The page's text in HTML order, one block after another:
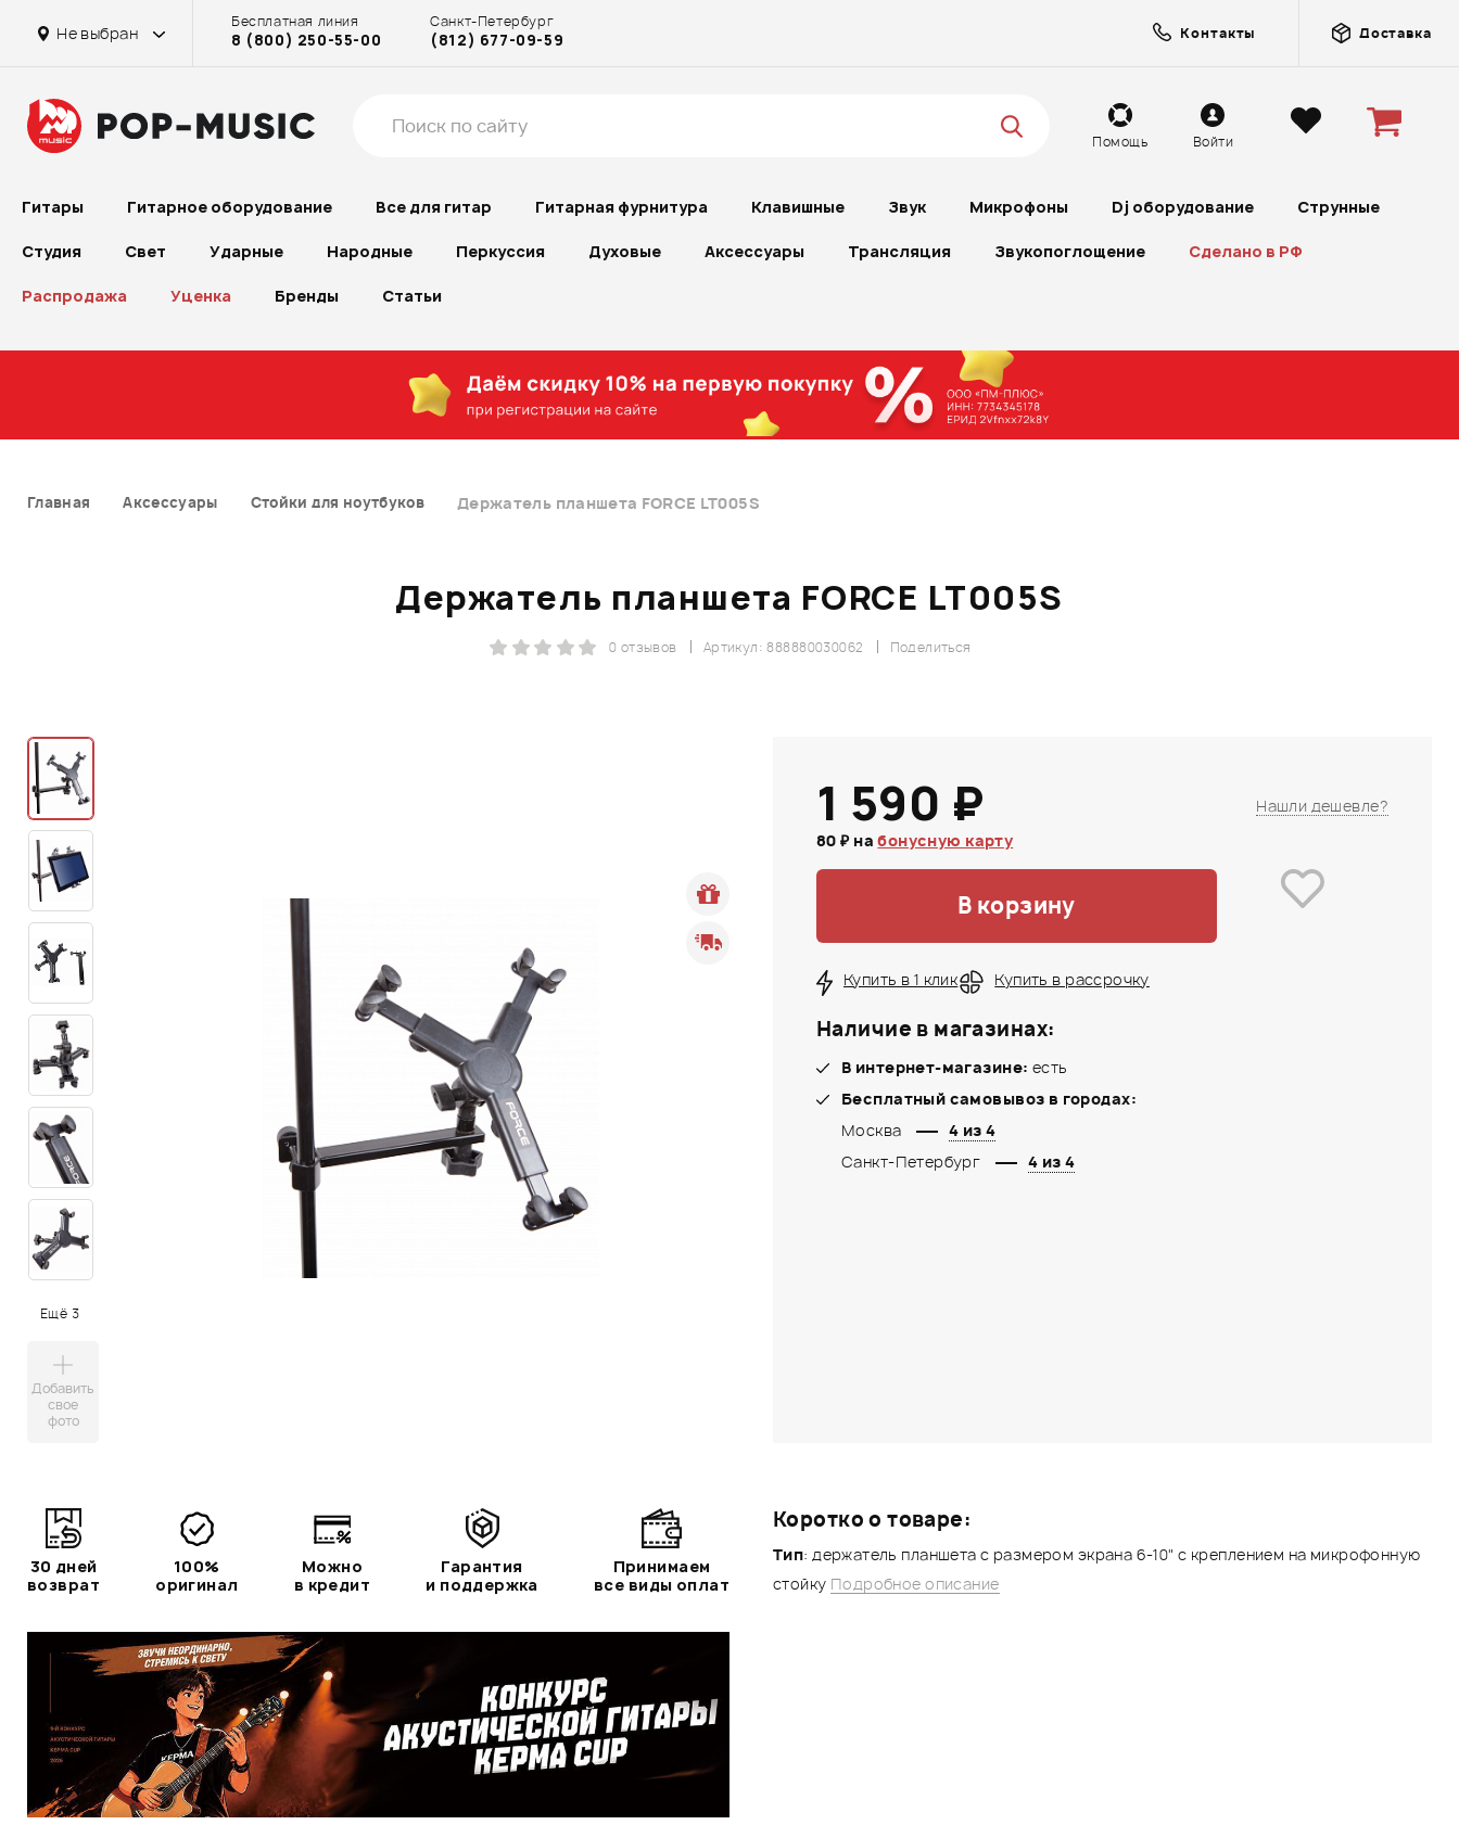
Не выбран
Бесплатная линия
8 (800) 250-55-00
Санкт-Петербург
(812) 677-09-59 Контакты Доставка
Помощь Войти
Гитары Гитарное оборудование Все для гитар Гитарная фурнитура Клавишные Звук Микрофоны Dj оборудование Струнные
Студия Свет Ударные Народные Перкуссия Духовые Аксессуары Трансляция Звукопоглощение Сделано в РФ
Распродажа Уценка Бренды Статьи
Главная Аксессуары Стойки для ноутбуков Держатель планшета FORCE LT005S
Держатель планшета FORCE LT005S
Поделиться
Артикул: 888880030062
0 отзывов
Ещё 3
Добавить
свое
фото
Коротко о товаре:
Тип: держатель планшета с размером экрана 6-10" с креплением на микрофонную
стойку Подробное описание
1 590 ₽
80 ₽ набонусную карту
Нашли дешевле?
В корзину
Купить в 1 клик Купить в рассрочку
Наличие в магазинах:
В интернет-магазине: есть
Бесплатный самовывоз в городах:
Москва
4 из 4
Санкт-Петербург
4 из 4
30 дней
возврат
100%
оригинал
Можно
в кредит
Гарантия
и поддержка
Принимаем
все виды оплат